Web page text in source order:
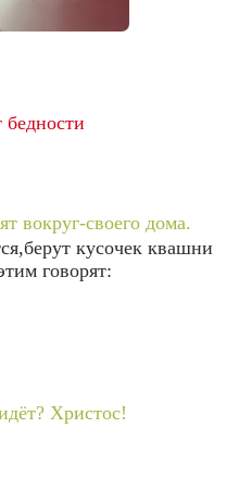
бедности
вокруг-своего дома.
кусочек квашни
говорят:
Христос!